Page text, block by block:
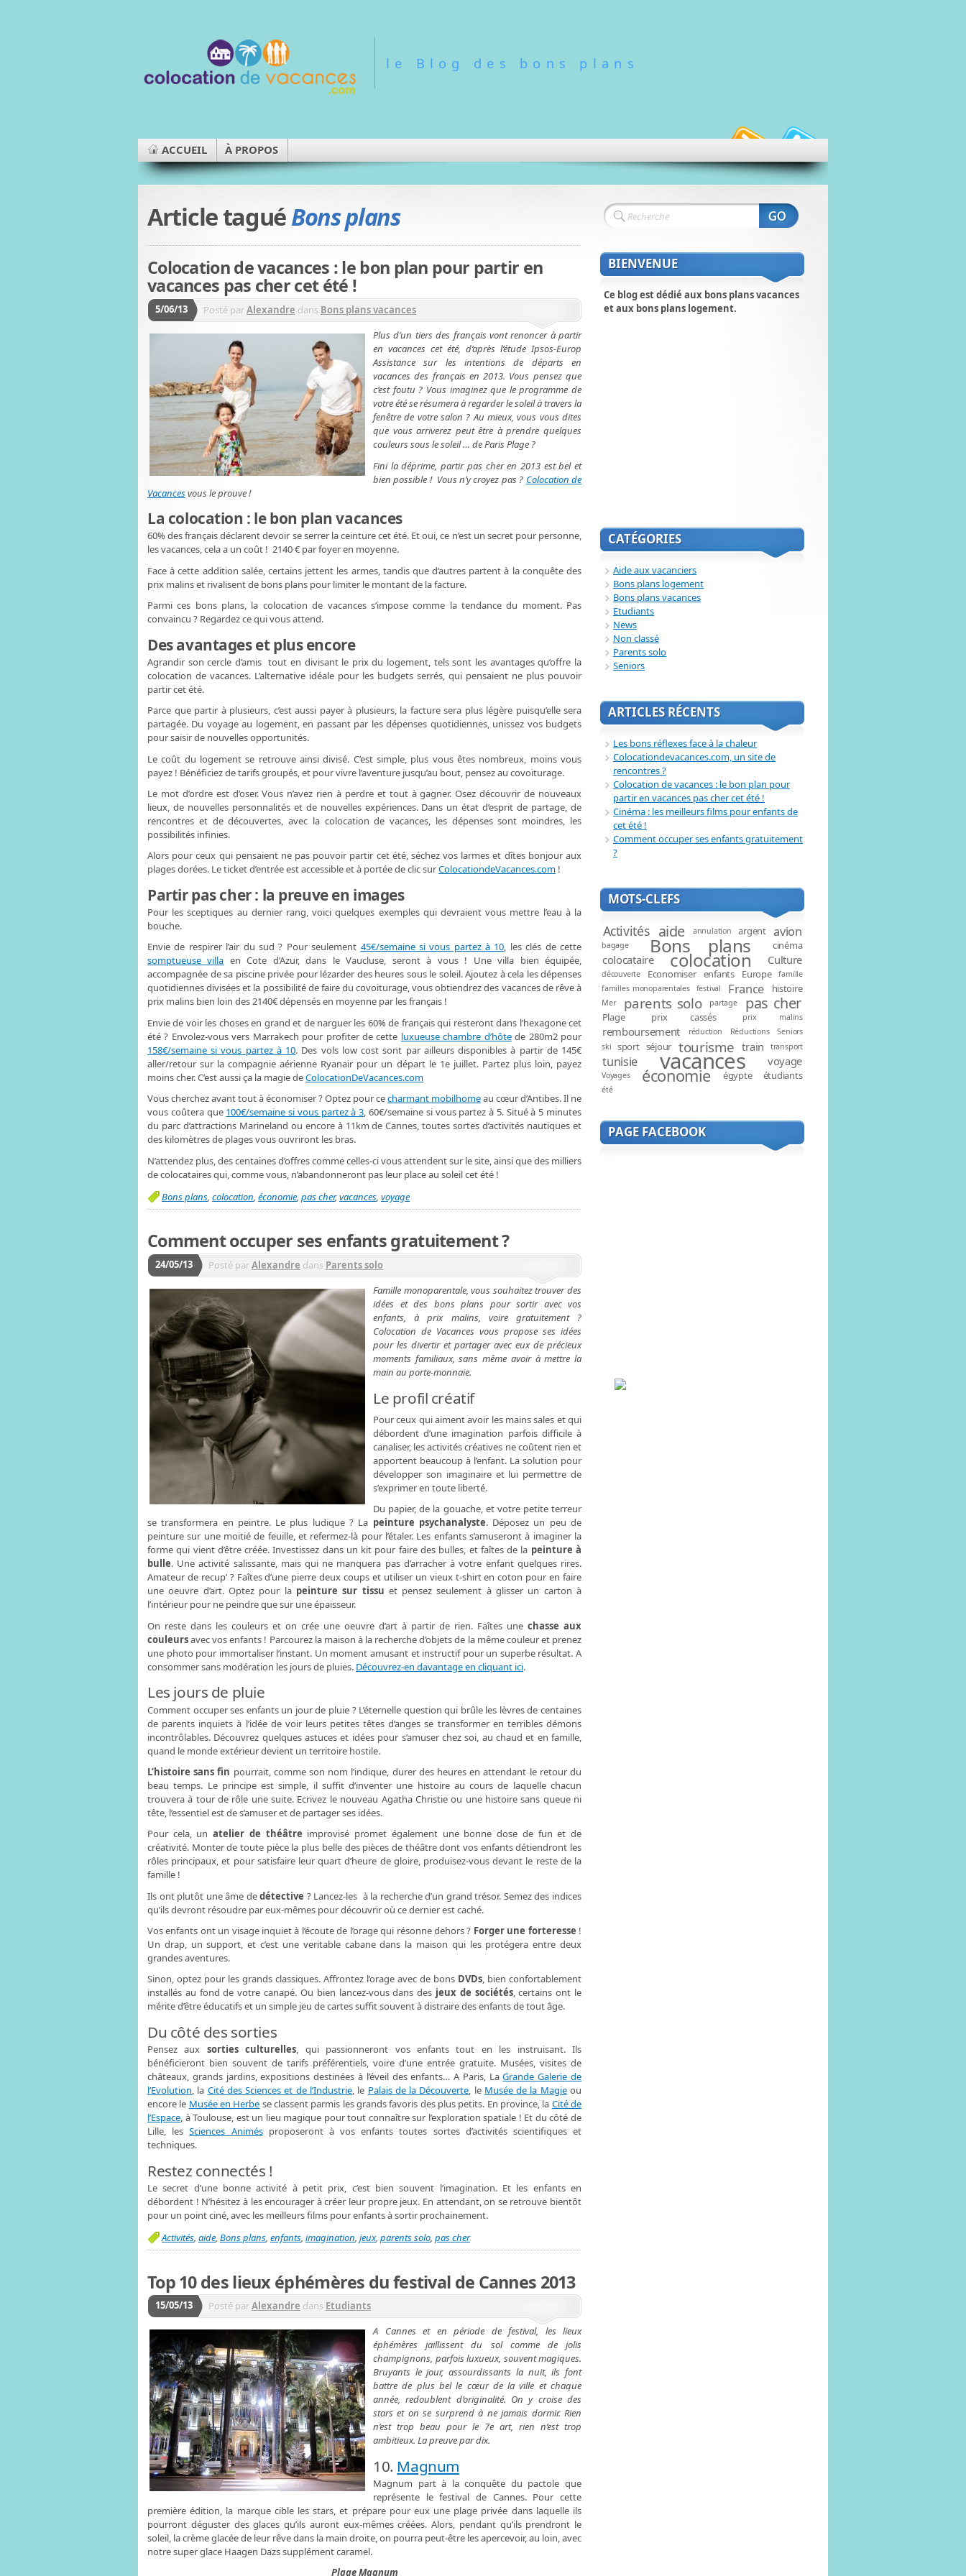
le Blog des bons plans
ACCUEIL À PROPOS
Article taguéBons plans
Colocation de vacances : le bon plan pour partir en
vacances pas cher cet été !
5/06/13 Posté parAlexandre dans Bons plans vacances
Plus d’un tiers des français vont renoncer à partir
en vacances cet été, d’après l’étude Ipsos-Europ
Assistance sur les intentions de départs en
vacances des français en 2013. Vous pensez que
c’est foutu ? Vous imaginez que le programme de
votre été se résumera à regarder le soleil à travers la
fenêtre de votre salon ? Au mieux, vous vous dites
que vous arriverez peut être à prendre quelques
couleurs sous le soleil … de Paris Plage ?
Fini la déprime, partir pas cher en 2013 est bel et
bien possible ! Vous n’y croyez pas ? Colocation de
Vacancesvous le prouve !
La colocation : le bon plan vacances
60% des français déclarent devoir se serrer la ceinture cet été. Et oui, ce n’est un secret pour personne,
les vacances, cela a un coût ! 2140 € par foyer en moyenne.
Face à cette addition salée, certains jettent les armes, tandis que d’autres partent à la conquête des
prix malins et rivalisent de bons plans pour limiter le montant de la facture.
Parmi ces bons plans, la colocation de vacances s’impose comme la tendance du moment. Pas
convaincu ? Regardez ce qui vous attend.
Des avantages et plus encore
Agrandir son cercle d’amis tout en divisant le prix du logement, tels sont les avantages qu’offre la
colocation de vacances. L’alternative idéale pour les budgets serrés, qui pensaient ne plus pouvoir
partir cet été.
Parce que partir à plusieurs, c’est aussi payer à plusieurs, la facture sera plus légère puisqu’elle sera
partagée. Du voyage au logement, en passant par les dépenses quotidiennes, unissez vos budgets
pour saisir de nouvelles opportunités.
Le coût du logement se retrouve ainsi divisé. C’est simple, plus vous êtes nombreux, moins vous
payez ! Bénéficiez de tarifs groupés, et pour vivre l’aventure jusqu’au bout, pensez au covoiturage.
Le mot d’ordre est d’oser. Vous n’avez rien à perdre et tout à gagner. Osez découvrir de nouveaux
lieux, de nouvelles personnalités et de nouvelles expériences. Dans un état d’esprit de partage, de
rencontres et de découvertes, avec la colocation de vacances, les dépenses sont moindres, les
possibilités infinies.
Alors pour ceux qui pensaient ne pas pouvoir partir cet été, séchez vos larmes et dîtes bonjour aux
plages dorées. Le ticket d’entrée est accessible et à portée de clic surColocationdeVacances.com !
Partir pas cher : la preuve en images
Pour les sceptiques au dernier rang, voici quelques exemples qui devraient vous mettre l’eau à la
bouche.
Envie de respirer l’air du sud ? Pour seulement 45€/semaine si vous partez à 10, les clés de cette
somptueuse villa en Cote d’Azur, dans le Vaucluse, seront à vous ! Une villa bien équipée,
accompagnée de sa piscine privée pour lézarder des heures sous le soleil. Ajoutez à cela les dépenses
quotidiennes divisées et la possibilité de faire du covoiturage, vous obtiendrez des vacances de rêve à
prix malins bien loin des 2140€ dépensés en moyenne par les français !
Envie de voir les choses en grand et de narguer les 60% de français qui resteront dans l’hexagone cet
été ? Envolez-vous vers Marrakech pour profiter de cette luxueuse chambre d’hôtede 280m2 pour
158€/semaine si vous partez à 10. Des vols low cost sont par ailleurs disponibles à partir de 145€
aller/retour sur la compagnie aérienne Ryanair pour un départ le 1e juillet. Partez plus loin, payez
moins cher. C’est aussi ça la magie deColocationDeVacances.com
Vous cherchez avant tout à économiser ? Optez pour cecharmant mobilhomeau cœur d’Antibes. Il ne
vous coûtera que 100€/semaine si vous partez à 3, 60€/semaine si vous partez à 5. Situé à 5 minutes
du parc d’attractions Marineland ou encore à 11km de Cannes, toutes sortes d’activités nautiques et
des kilomètres de plages vous ouvriront les bras.
N’attendez plus, des centaines d’offres comme celles-ci vous attendent sur le site, ainsi que des milliers
de colocataires qui, comme vous, n’abandonneront pas leur place au soleil cet été !
Bons plans, colocation, économie, pas cher,vacances, voyage
Comment occuper ses enfants gratuitement ?
24/05/13 Posté parAlexandre dans Parents solo
Famille monoparentale, vous souhaitez trouver des
idées et des bons plans pour sortir avec vos
enfants, à prix malins, voire gratuitement ?
Colocation de Vacances vous propose ses idées
pour les divertir et partager avec eux de précieux
moments familiaux, sans même avoir à mettre la
main au porte-monnaie.
Le profil créatif
Pour ceux qui aiment avoir les mains sales et qui
débordent d’une imagination parfois difficile à
canaliser, les activités créatives ne coûtent rien et
apportent beaucoup à l’enfant. La solution pour
développer son imaginaire et lui permettre de
s’exprimer en toute liberté.
Du papier, de la gouache, et votre petite terreur
se transformera en peintre. Le plus ludique ? La peinture psychanalyste. Déposez un peu de
peinture sur une moitié de feuille, et refermez-là pour l’étaler. Les enfants s’amuseront à imaginer la
forme qui vient d’être créée. Investissez dans un kit pour faire des bulles, et faîtes de la peinture à
bulle. Une activité salissante, mais qui ne manquera pas d’arracher à votre enfant quelques rires.
Amateur de recup’ ? Faîtes d’une pierre deux coups et utiliser un vieux t-shirt en coton pour en faire
une oeuvre d’art. Optez pour la peinture sur tissu et pensez seulement à glisser un carton à
l’intérieur pour ne peindre que sur une épaisseur.
On reste dans les couleurs et on crée une oeuvre d’art à partir de rien. Faîtes une chasse aux
couleursavec vos enfants ! Parcourez la maison à la recherche d’objets de la même couleur et prenez
une photo pour immortaliser l’instant. Un moment amusant et instructif pour un superbe résultat. A
consommer sans modération les jours de pluies. Découvrez-en davantage en cliquant ici.
Les jours de pluie
Comment occuper ses enfants un jour de pluie ? L’éternelle question qui brûle les lèvres de centaines
de parents inquiets à l’idée de voir leurs petites têtes d’anges se transformer en terribles démons
incontrôlables. Découvrez quelques astuces et idées pour s’amuser chez soi, au chaud et en famille,
quand le monde extérieur devient un territoire hostile.
L’histoire sans fin pourrait, comme son nom l’indique, durer des heures en attendant le retour du
beau temps. Le principe est simple, il suffit d’inventer une histoire au cours de laquelle chacun
trouvera à tour de rôle une suite. Ecrivez le nouveau Agatha Christie ou une histoire sans queue ni
tête, l’essentiel est de s’amuser et de partager ses idées.
Pour cela, un atelier de théâtre improvisé promet également une bonne dose de fun et de
créativité. Monter de toute pièce la plus belle des pièces de théâtre dont vos enfants détiendront les
rôles principaux, et pour satisfaire leur quart d’heure de gloire, produisez-vous devant le reste de la
famille !
Ils ont plutôt uneâme dedétective ? Lancez-les à la recherche d’un grand trésor. Semez des indices
qu’ils devront résoudre par eux-mêmes pour découvrir où ce dernier est caché.
Vos enfants ont un visage inquiet à l’écoute de l’orage qui résonne dehors ? Forger une forteresse !
Un drap, un support, et c’est une veritable cabane dans la maison qui les protégera entre deux
grandes aventures.
Sinon, optez pour les grands classiques. Affrontez l’orage avec de bons DVDs, bien confortablement
installés au fond de votre canapé. Ou bien lancez-vous dans des jeux de sociétés, certains ont le
mérite d’être éducatifs et un simple jeu de cartes suffit souvent à distraire des enfants de tout âge.
Du côté des sorties
Pensez aux sorties culturelles, qui passionneront vos enfants tout en les instruisant. Ils
bénéficieront bien souvent de tarifs préférentiels, voire d’une entrée gratuite. Musées, visites de
châteaux, grands jardins, expositions destinées à l’éveil des enfants… A Paris, LaGrande Galerie de
l’Evolution, la Cité des Sciences et de l’Industrie, le Palais de la Découverte, le Musée de la Magieou
encore le Musée en Herbe se classent parmis les grands favoris des plus petits. En province, la Cité de
l’Espace, à Toulouse, est un lieu magique pour tout connaître sur l’exploration spatiale ! Et du côté de
Lille, lesSciences Animésproposeront à vos enfants toutes sortes d’activités scientifiques et
techniques.
Restez connectés !
Le secret d’une bonne activité à petit prix, c’est bien souvent l’imagination. Et les enfants en
débordent ! N’hésitez à les encourager à créer leur propre jeux. En attendant, on se retrouve bientôt
pour un point ciné, avec les meilleurs films pour enfants à sortir prochainement.
Activités, aide, Bons plans, enfants, imagination, jeux, parents solo, pas cher
Top 10 des lieux éphémères du festival de Cannes 2013
15/05/13 Posté parAlexandre dans Etudiants
A Cannes et en période de festival, les lieux
éphémères jaillissent du sol comme de jolis
champignons, parfois luxueux, souvent magiques.
Bruyants le jour, assourdissants la nuit, ils font
battre de plus bel le cœur de la ville et chaque
année, redoublent d’originalité. On y croise des
stars et on se surprend à ne jamais dormir. Rien
n’est trop beau pour le 7e art, rien n’est trop
ambitieux. La preuve par dix.
10. Magnum
Magnum part à la conquête du pactole que
représente le festival de Cannes. Pour cette
première édition, la marque cible les stars, et prépare pour eux une plage privée dans laquelle ils
pourront déguster des glaces qu’ils auront eux-mêmes créées. Alors, pendant qu’ils prendront le
soleil, la crème glacée de leur rêve dans la main droite, on pourra peut-être les apercevoir, au loin, avec
notre super glace Haagen Dazs supplément caramel.
Plage Magnum
BIENVENUE
Ce blog est dédié aux bons plans vacances
et aux bons plans logement.
CATÉGORIES
Aide aux vacanciers
Bons plans logement
Bons plans vacances
Etudiants
News
Non classé
Parents solo
Seniors
ARTICLES RÉCENTS
Les bons réflexes face à la chaleur
Colocationdevacances.com, un site de
rencontres ?
Colocation de vacances : le bon plan pour
partir en vacances pas cher cet été !
Cinéma : les meilleurs films pour enfants de
cet été !
Comment occuper ses enfants gratuitement
?
MOTS-CLEFS
Activités aide annulation argent avion
bagage Bons plans cinéma
colocataire colocation Culture
découverte Economiser enfants Europe
famille
familles monoparentales
festival France histoire
Mer parents solo partage pas cher
Plage prix cassés prix malins
remboursement réduction Réductions
Seniors
ski
sport séjour tourisme train transport
tunisie vacances voyage
Voyages économie égypte étudiants
été
PAGE FACEBOOK